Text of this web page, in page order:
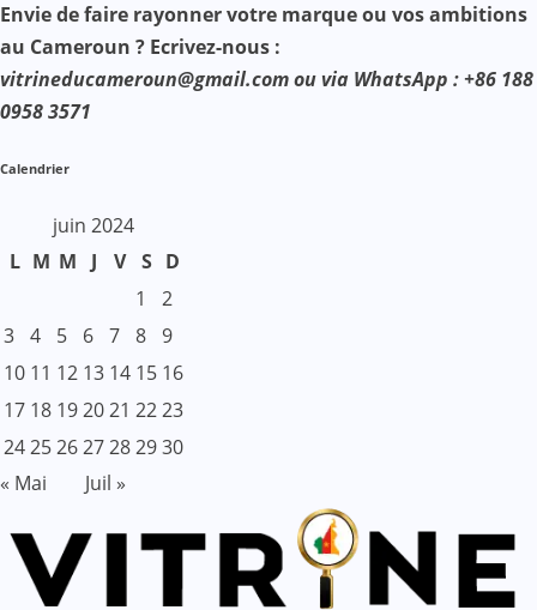
Envie de faire rayonner votre marque ou vos ambitions
au Cameroun ? Ecrivez-nous :
vitrineducameroun@gmail.com ou via WhatsApp : +86 188
0958 3571
Calendrier
juin 2024
L M M J V S D
1
2
3 4 5 6 7 8 9
10 11 12 13 14 15 16
17 18 192021 2223
24252627282930
« Mai
Juil »